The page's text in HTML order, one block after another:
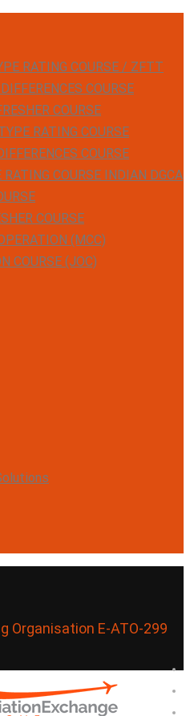
RATING COURSE / ZFTT
COURSE
COURSE
RATING COURSE
COURSE
COURSE INDIAN DGCA
COURSE
(MCC)
COURSE (JOC)
Organisation E-ATO-299